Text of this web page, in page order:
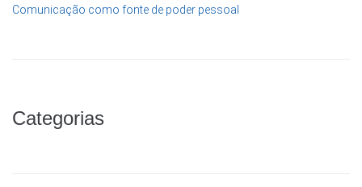
Comunicação como fonte de poder pessoal
Categorias